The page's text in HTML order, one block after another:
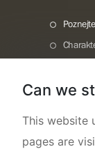
Can we
This website
pages are